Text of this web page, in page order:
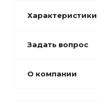
Характеристики
Задать вопрос
О компании